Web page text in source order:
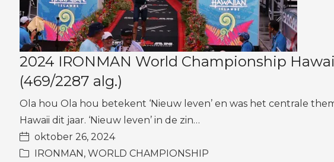
2024 IRONMAN World Championship
(469/2287 alg.)
Ola hou Ola hou betekent ‘Nieuw leven’ en was het centrale
Hawaii dit jaar. ‘Nieuw leven’ in de zin…
oktober 26, 2024
IRONMAN, WORLD CHAMPIONSHIP